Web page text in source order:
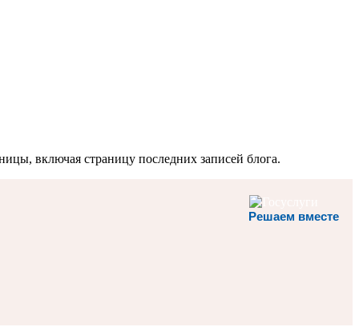
включая страницу последних записей блога.
Решаем вместе